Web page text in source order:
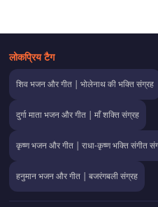
लोकप्रिय टैग
शिव भजन और गीत | भोलेनाथ की भक्ति संग्रह
दुर्गा माता भजन और गीत | माँ शक्ति संग्रह
कृष्ण भजन और गीत | राधा-कृष्ण भक्ति संगीत
हनुमान भजन और गीत | बजरंगबली संग्रह